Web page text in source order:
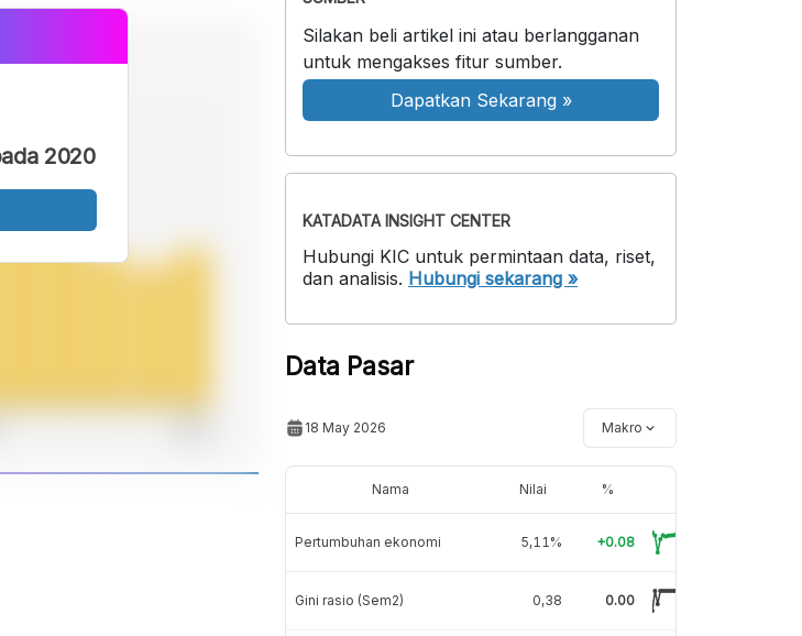
2020
Silakan beli artikel ini atau berlangganan
untuk mengakses fitur sumber.
Dapatkan Sekarang »
KATADATA INSIGHT CENTER
Hubungi KIC untuk permintaan data, riset,
dan analisis. Hubungi sekarang »
Data Pasar
18 May 2026 Makro
Nama Nilai %
Pertumbuhan ekonomi 5,11% +0.08
Gini rasio (Sem2) 0,38 0.00